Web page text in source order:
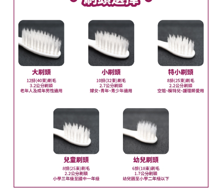
恩沛科技股份有限公司將有權停止該用戶之使用額度並採取法律行動。